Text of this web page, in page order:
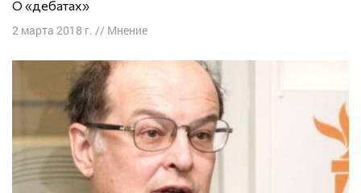
О «дебатах»
2 марта 2018 г. // Мнение